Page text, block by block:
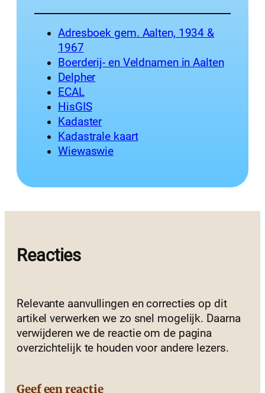
Adresboek gem. Aalten, 1934 &
1967
Boerderij- en Veldnamen in Aalten
Delpher
ECAL
HisGIS
Kadaster
Kadastrale kaart
Wiewaswie
Reacties
Relevante aanvullingen en correcties op dit
artikel verwerken we zo snel mogelijk. Daarna
verwijderen we de reactie om de pagina
overzichtelijk te houden voor andere lezers.
Geef een reactie